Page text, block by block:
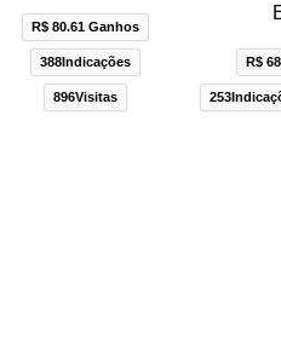
R$ 80.61 Ganhos
388Indicações
896Visitas
R$